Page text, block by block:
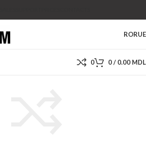
RORU
0 0/ 0.00 MDL